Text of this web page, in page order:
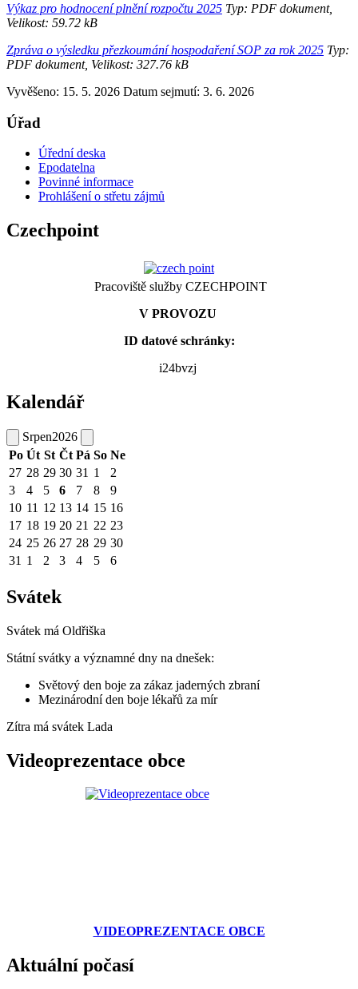
Výkaz pro hodnocení plnění rozpočtu 2025 Typ: PDF dokument,
Velikost: 59.72 kB
Zpráva o výsledku přezkoumání hospodaření SOP za rok 2025 Typ:
PDF dokument, Velikost: 327.76 kB
Vyvěšeno: 15. 5. 2026 Datum sejmutí: 3. 6. 2026
Úřad
Úřední deska
Epodatelna
Povinné informace
Prohlášení o střetu zájmů
Czechpoint
Pracoviště služby CZECHPOINT
V PROVOZU
ID datové schránky:
i24bvzj
Kalendář
Srpen2026
Po Út St Čt Pá So Ne
27 28 29 30 31 1
2
3
4 5 6 7 8
9
10 11 12 13 14 15 16
17 18 19 20 21 22 23
24 25 26 27 28 29 30
31 1 2 3 4 5 6
Svátek
Svátek má Oldřiška
Státní svátky a významné dny na dnešek:
Světový den boje za zákaz jaderných zbraní
Mezinárodní den boje lékařů za mír
Zítra má svátek Lada
Videoprezentace obce
VIDEOPREZENTACE OBCE
Aktuální počasí